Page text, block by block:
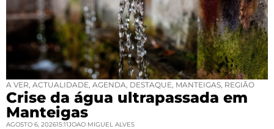
A VER ACTUALIDADE AGENDA DESTAQUE MANTEIGAS REGIÃO
Crise da água ultrapassada em
Manteigas
AGOSTO 6, 202615:11JOAO MIGUEL ALVES